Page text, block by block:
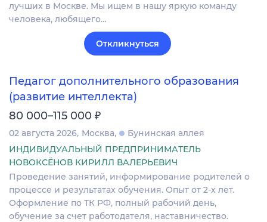
лучших в Москве. Мы ищем в нашу яркую команду
человека, любящего…
Откликнуться
Педагог дополнительного образования
(развитие интеллекта)
80 000–115 000 ₽
02 августа 2026 Москва
Бунинская аллея
ИНДИВИДУАЛЬНЫЙ ПРЕДПРИНИМАТЕЛЬ
НОВОКСЁНОВ КИРИЛЛ ВАЛЕРЬЕВИЧ
Проведение занятий, информирование родителей о
процессе и результатах обучения. Опыт от 2-х лет.
Оформление по ТК РФ, полный рабочий день,
обучение за счет работодателя, наставничество.